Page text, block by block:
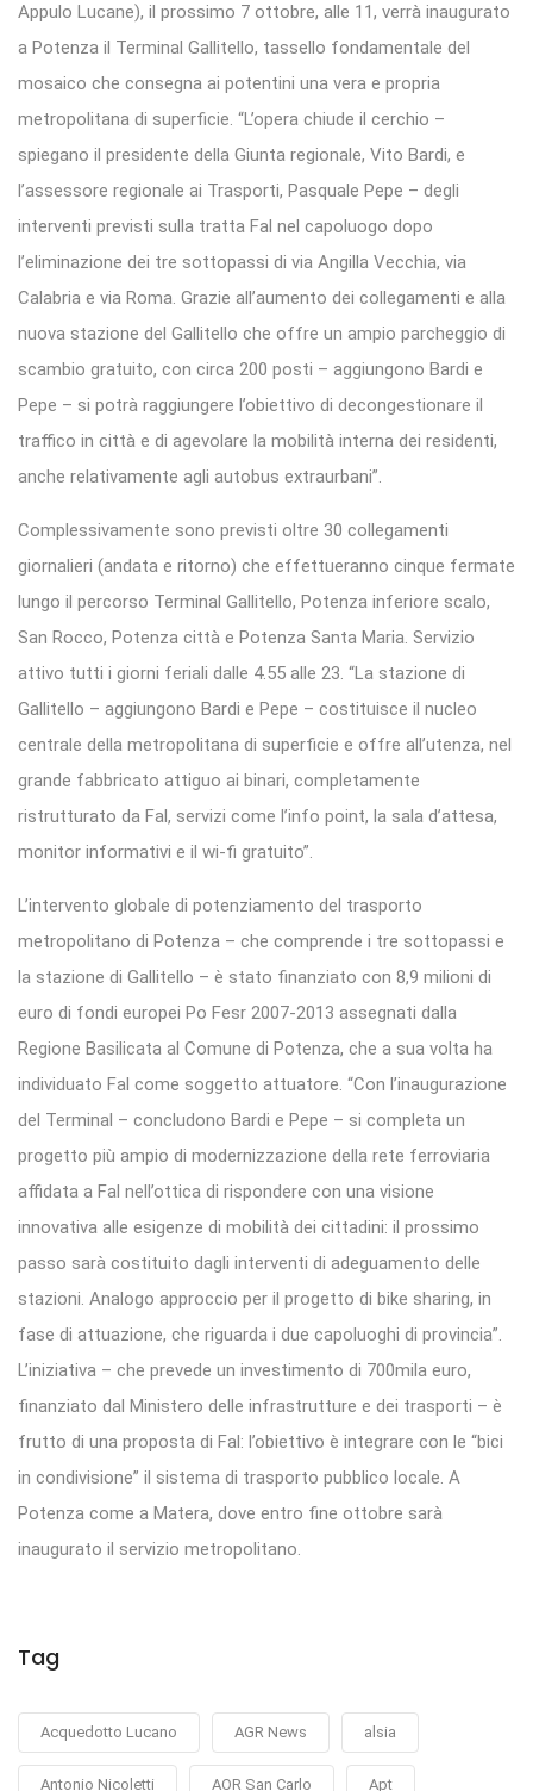
Appulo Lucane), il prossimo 7 ottobre, alle 11, verrà inaugurato
a Potenza il Terminal Gallitello, tassello fondamentale del
mosaico che consegna ai potentini una vera e propria
metropolitana di superficie. “L’opera chiude il cerchio –
spiegano il presidente della Giunta regionale, Vito Bardi, e
l’assessore regionale ai Trasporti, Pasquale Pepe – degli
interventi previsti sulla tratta Fal nel capoluogo dopo
l’eliminazione dei tre sottopassi di via Angilla Vecchia, via
Calabria e via Roma. Grazie all’aumento dei collegamenti e alla
nuova stazione del Gallitello che offre un ampio parcheggio di
scambio gratuito, con circa 200 posti – aggiungono Bardi e
Pepe – si potrà raggiungere l’obiettivo di decongestionare il
traffico in città e di agevolare la mobilità interna dei residenti,
anche relativamente agli autobus extraurbani”.
Complessivamente sono previsti oltre 30 collegamenti
giornalieri (andata e ritorno) che effettueranno cinque fermate
lungo il percorso Terminal Gallitello, Potenza inferiore scalo,
San Rocco, Potenza città e Potenza Santa Maria. Servizio
attivo tutti i giorni feriali dalle 4.55 alle 23. “La stazione di
Gallitello – aggiungono Bardi e Pepe – costituisce il nucleo
centrale della metropolitana di superficie e offre all’utenza, nel
grande fabbricato attiguo ai binari, completamente
ristrutturato da Fal, servizi come l’info point, la sala d’attesa,
monitor informativi e il wi-fi gratuito”.
L’intervento globale di potenziamento del trasporto
metropolitano di Potenza – che comprende i tre sottopassi e
la stazione di Gallitello – è stato finanziato con 8,9 milioni di
euro di fondi europei Po Fesr 2007-2013 assegnati dalla
Regione Basilicata al Comune di Potenza, che a sua volta ha
individuato Fal come soggetto attuatore. “Con l’inaugurazione
del Terminal – concludono Bardi e Pepe – si completa un
progetto più ampio di modernizzazione della rete ferroviaria
affidata a Fal nell’ottica di rispondere con una visione
innovativa alle esigenze di mobilità dei cittadini: il prossimo
passo sarà costituito dagli interventi di adeguamento delle
stazioni. Analogo approccio per il progetto di bike sharing, in
fase di attuazione, che riguarda i due capoluoghi di provincia”.
L’iniziativa – che prevede un investimento di 700mila euro,
finanziato dal Ministero delle infrastrutture e dei trasporti – è
frutto di una proposta di Fal: l’obiettivo è integrare con le “bici
in condivisione” il sistema di trasporto pubblico locale. A
Potenza come a Matera, dove entro fine ottobre sarà
inaugurato il servizio metropolitano.
Tag
Acquedotto Lucano AGR News alsia
Antonio Nicoletti AOR San Carlo Apt